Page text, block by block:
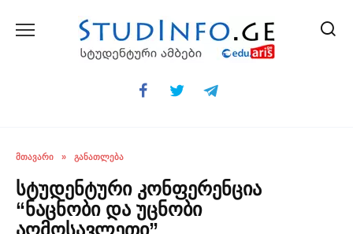
ᲛᲗᲐᲕᲐᲠᲘ » ᲒᲐᲜᲐᲗᲚᲔᲑᲐ
სტუდენტური კონფერენცია
“ნაცნობი და უცნობი
აღმოსავლეთი”